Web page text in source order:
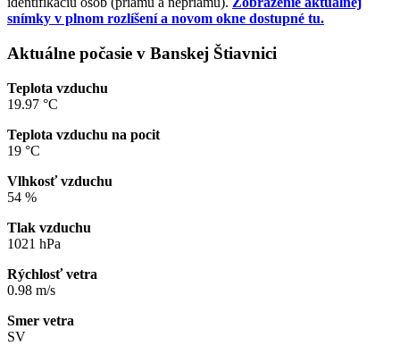
snímky v plnom rozlíšení a novom okne dostupné tu.
Aktuálne počasie v Banskej Štiavnici
Teplota vzduchu
19.97 °C
Teplota vzduchu na pocit
19 °C
Vlhkosť vzduchu
54 %
Tlak vzduchu
1021 hPa
Rýchlosť vetra
0.98 m/s
Smer vetra
SV